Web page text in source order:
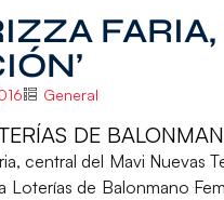
General
DE
, central del Mavi Nuevas
Loterías de Balonmano